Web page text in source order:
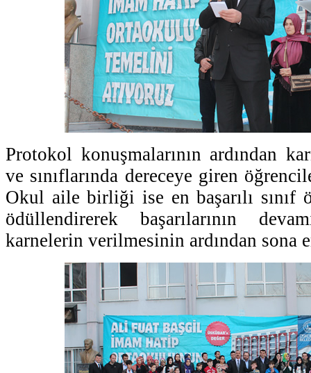
Protokol konuşmalarının ardından
ve sınıflarında dereceye giren
Okul aile birliği ise en başarılı sınıf
ödüllendirerek başarılarının
karnelerin verilmesinin ardından sona